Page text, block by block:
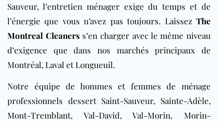
Sauveur, l’entretien ménager exige du temps et de
l’énergie que vous n’avez pas toujours. Laissez The
Montreal Cleanerss’en charger avec le même niveau
d’exigence que dans nos marchés principaux de
Montréal, Laval et Longueuil.
Notre équipe de hommes et femmes de ménage
professionnels dessert Saint-Sauveur, Sainte-Adèle,
Mont-Tremblant, Val-David, Val-Morin, Morin-